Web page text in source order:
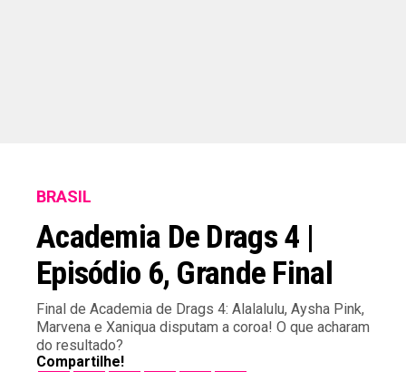
BRASIL
Academia De Drags 4 |
Episódio 6, Grande Final
Final de Academia de Drags 4: Alalalulu, Aysha Pink,
Marvena e Xaniqua disputam a coroa! O que acharam
do resultado?
Compartilhe!